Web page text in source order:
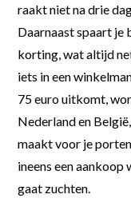
raakt niet na drie
Daarnaast spaart je
korting, wat altijd
iets in een
75 euro uitkomt,
Nederland en
maakt voor je
ineens een
gaat zuchten.